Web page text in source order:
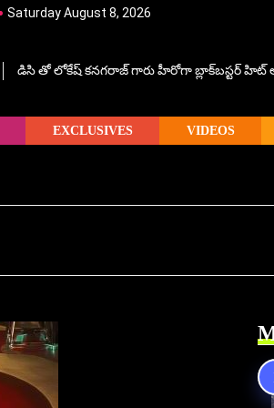
Saturday August 8, 2026
డిసి తో లోకేష్ కనగరాజ్ గారు హీరోగా బ్లాక్‌బస్టర్ హిట్
EXCLUSIVES VIDEOS